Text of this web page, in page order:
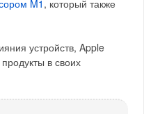
M1 , который также
устройств, Apple
в своих